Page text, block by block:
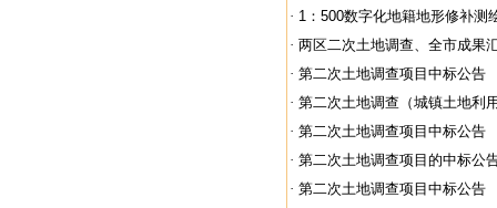
· 1：500数字化地籍地形修补测
· 两区二次土地调查、全市成果
· 第二次土地调查项目中标公告
· 第二次土地调查（城镇土地利
· 第二次土地调查项目中标公告
· 第二次土地调查项目的中标公
· 第二次土地调查项目中标公告